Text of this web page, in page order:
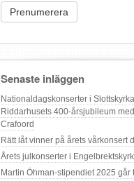
Senaste inläggen
Nationaldagskonserter i
Riddarhusets 400-årsjubileum
Crafoord
Rätt låt vinner på årets vårkonsert
Årets julkonserter i
Martin Öhman-stipendiet 2025 går